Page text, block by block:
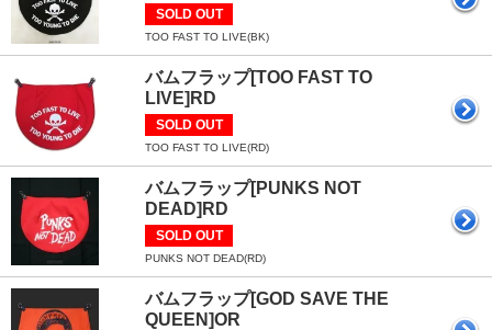
SOLD OUT
TOO FAST TO LIVE(BK)
バムフラップ[TOO FAST TO
LIVE]RD
SOLD OUT
TOO FAST TO LIVE(RD)
バムフラップ[PUNKS NOT
DEAD]RD
SOLD OUT
PUNKS NOT DEAD(RD)
バムフラップ[GOD SAVE THE
QUEEN]OR